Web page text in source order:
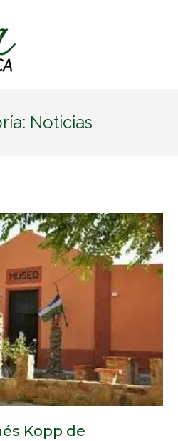
Noticias
Kopp de